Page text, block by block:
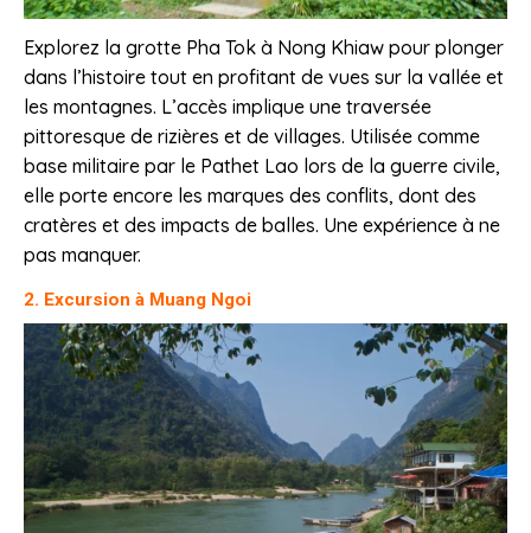
Explorez la grotte Pha Tok à Nong Khiaw pour plonger
dans l’histoire tout en profitant de vues sur la vallée et
les montagnes. L’accès implique une traversée
pittoresque de rizières et de villages. Utilisée comme
base militaire par le Pathet Lao lors de la guerre civile,
elle porte encore les marques des conflits, dont des
cratères et des impacts de balles. Une expérience à ne
pas manquer.
2. Excursion à Muang Ngoi